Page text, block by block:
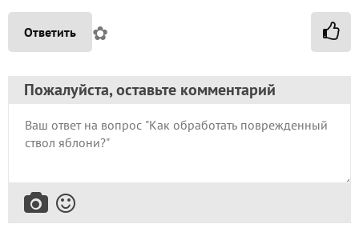
Ответить ✿
Пожалуйста, оставьте комментарий